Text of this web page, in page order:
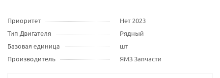
Приоритет
Нет 2023
Тип Двигателя
Рядный
Базовая единица
шт
Производитель
ЯМЗ Запчасти